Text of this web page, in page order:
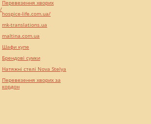
Перевезення хворих
hospice-life.com.ua/
mk-translations.ua
maltina.com.ua
Шафи купе
Брендові сумки
Натяжні стелі Nova Stelya
Перевезення хворих за
кордон